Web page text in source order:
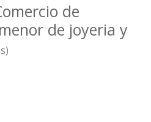
de
de joyeria y